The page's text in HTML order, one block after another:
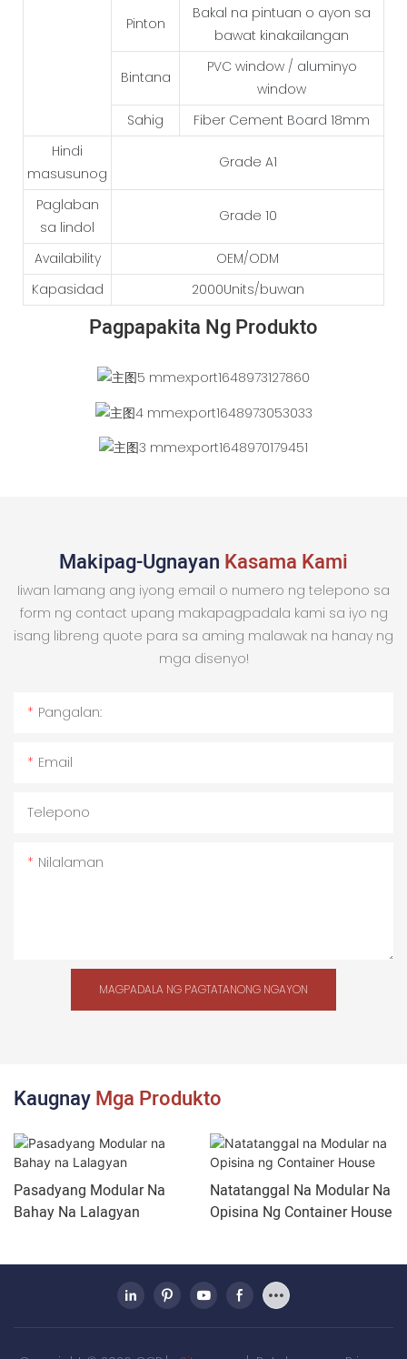
Pinton
Bakal na pintuan o ayon sa
bawat kinakailangan
Bintana
PVC window / aluminyo
window
Sahig
Fiber Cement Board 18mm
Hindi
masusunog
Grade A1
Paglaban
sa lindol
Grade 10
Availability
OEM/ODM
Kapasidad
2000Units/buwan
Pagpapakita Ng Produkto
Makipag-Ugnayan Kasama Kami
Iiwan lamang ang iyong email o numero ng telepono sa
form ng contact upang makapagpadala kami sa iyo ng
isang libreng quote para sa aming malawak na hanay ng
mga disenyo!
Pangalan:
Email
Telepono
Nilalaman
MAGPADALA NG PAGTATANONG NGAYON
KaugnayMga Produkto
Pasadyang Modular Na
Bahay Na Lalagyan
Natatanggal Na Modular Na
Opisina Ng Container House